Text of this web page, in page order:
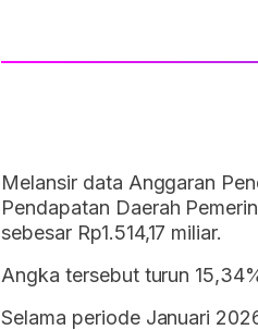
Melansir data Anggaran
Pendapatan Daerah
sebesar Rp1.514,17 miliar.
Angka tersebut turun
Selama periode Januari